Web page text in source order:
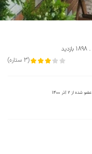
1898 بازدید
(
3 ستاره)
عضو شده از 2 آذر 1400